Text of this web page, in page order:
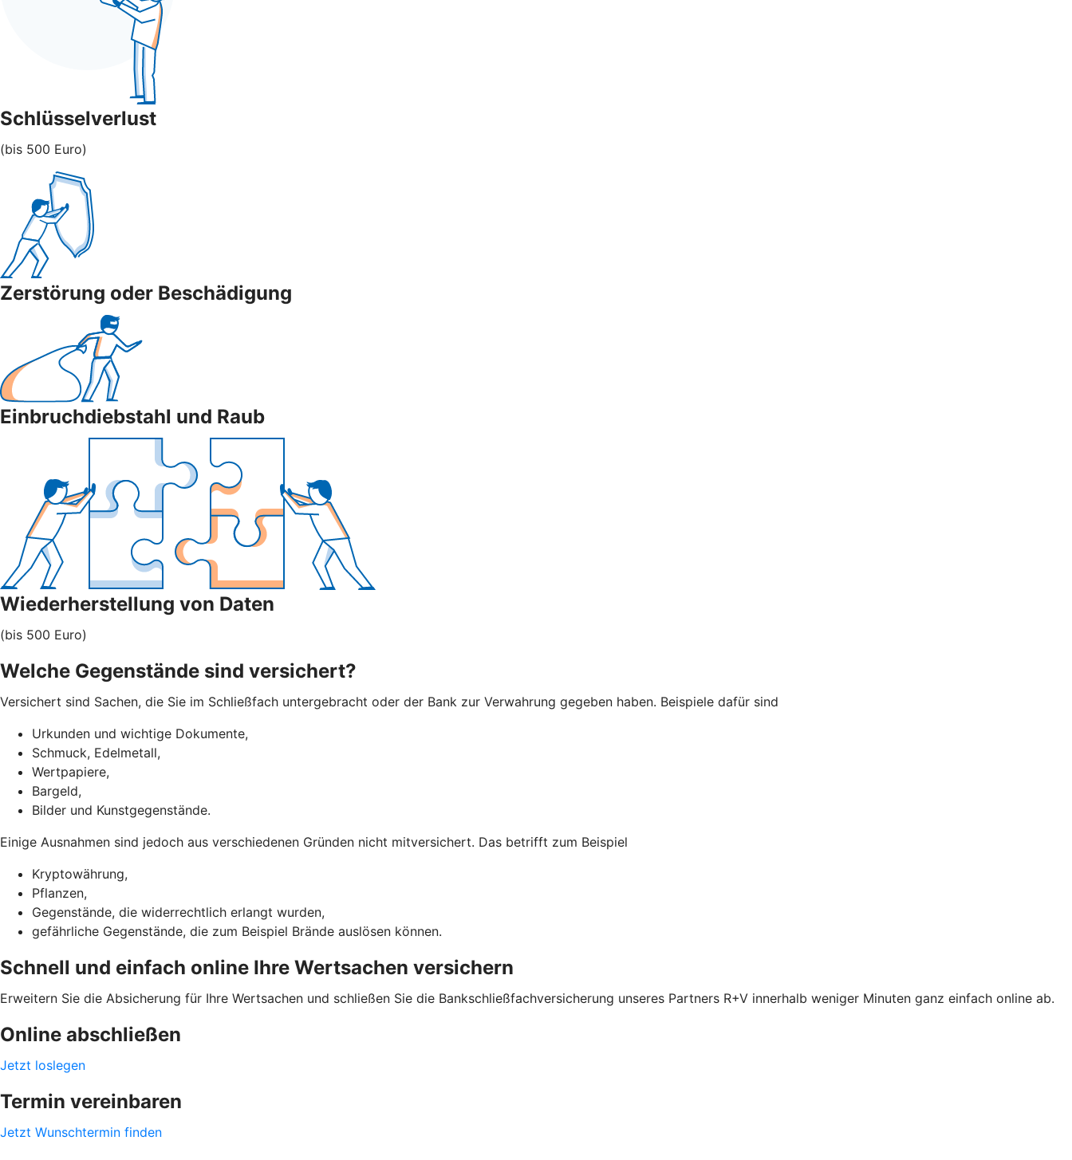
Schlüsselverlust
(bis 500 Euro)
Zerstörung oder Beschädigung
Einbruchdiebstahl und Raub
Wiederherstellung von Daten
(bis 500 Euro)
Welche Gegenstände sind versichert?
Versichert sind Sachen, die Sie im Schließfach untergebracht oder der Bank zur Verwahrung gegeben haben. Beispiele dafür sind
Urkunden und wichtige Dokumente,
Schmuck, Edelmetall,
Wertpapiere,
Bargeld,
Bilder und Kunstgegenstände.
Einige Ausnahmen sind jedoch aus verschiedenen Gründen nicht mitversichert. Das betrifft zum Beispiel
Kryptowährung,
Pflanzen,
Gegenstände, die widerrechtlich erlangt wurden,
gefährliche Gegenstände, die zum Beispiel Brände auslösen können.
Schnell und einfach online Ihre Wertsachen versichern
Erweitern Sie die Absicherung für Ihre Wertsachen und schließen Sie die Bankschließfachversicherung unseres Partners R+V innerhalb weniger Minuten ganz einfach online ab.
Online abschließen
Jetzt loslegen
Termin vereinbaren
Jetzt Wunschtermin finden